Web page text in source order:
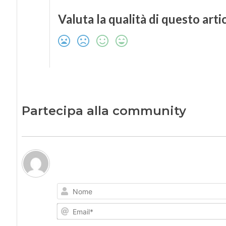
Valuta la qualità di questo
Partecipa alla community